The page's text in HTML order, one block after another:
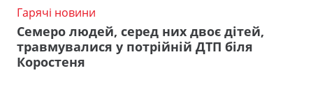
Гарячі новини
Семеро людей, серед них двоє дітей,
травмувалися у потрійній ДТП біля
Коростеня